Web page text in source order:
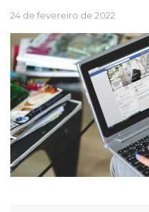
24 de fevereiro de 2022